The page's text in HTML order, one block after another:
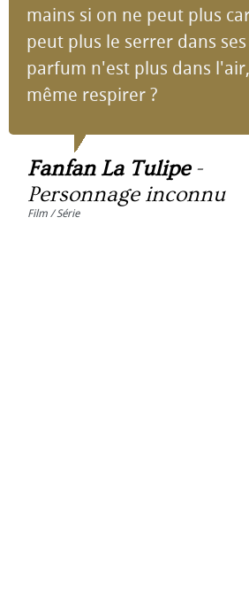
mains si on ne peut plus
peut plus le serrer dans ses
parfum n'est plus dans
même respirer ?
Fanfan La Tulipe-
Personnage inconnu
Film / Série